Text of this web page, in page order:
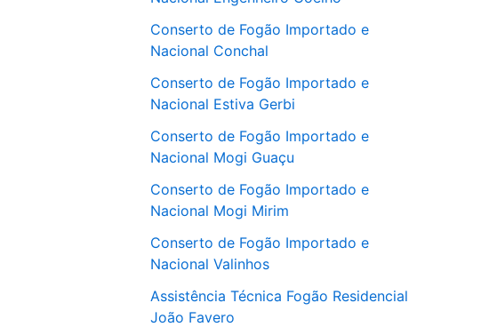
Conserto de Fogão Importado e
Nacional Conchal
Conserto de Fogão Importado e
Nacional Estiva Gerbi
Conserto de Fogão Importado e
Nacional Mogi Guaçu
Conserto de Fogão Importado e
Nacional Mogi Mirim
Conserto de Fogão Importado e
Nacional Valinhos
Assistência Técnica Fogão Residencial
João Favero